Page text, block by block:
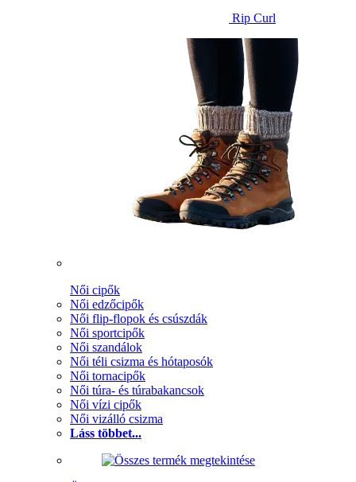
Rip Curl
Női cipők
Női edzőcipők
Női flip-flopok és csúszdák
Női sportcipők
Női szandálok
Női téli csizma és hótaposók
Női tornacipők
Női túra- és túrabakancsok
Női vízi cipők
Női vizálló csizma
Láss többet...